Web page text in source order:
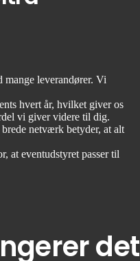
mange leverandører. Vi
hvert år, hvilket giver os
vi giver videre til dig.
netværk betyder, at alt
at eventudstyret passer til
det